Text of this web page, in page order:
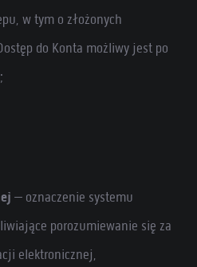
w tym o złożonych
do Konta możliwy jest po
– oznaczenie systemu
porozumiewanie się za
elektronicznej,